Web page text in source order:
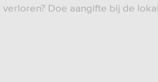
Doe aangifte bij de